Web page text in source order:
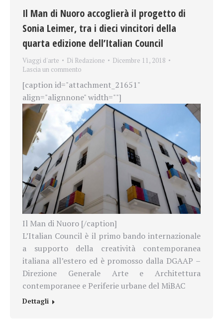
Il Man di Nuoro accoglierà il progetto di
Sonia Leimer, tra i dieci vincitori della
quarta edizione dell’Italian Council
Viaggi d'arte Di Redazione
Dicembre 11, 2018
Lascia un commento
[caption id="attachment_21651"
align="alignnone" width=""]
Il Man di Nuoro [/caption]
L’Italian Council è il primo bando internazionale
a supporto della creatività contemporanea
italiana all’estero ed è promosso dalla DGAAP –
Direzione Generale Arte e Architettura
contemporanee e Periferie urbane del MiBAC
Dettagli